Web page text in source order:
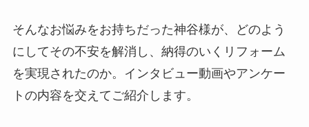
そんなお悩みをお持ちだった神谷様が、どのよう
にしてその不安を解消し、納得のいくリフォーム
を実現されたのか。インタビュー動画やアンケー
トの内容を交えてご紹介します。